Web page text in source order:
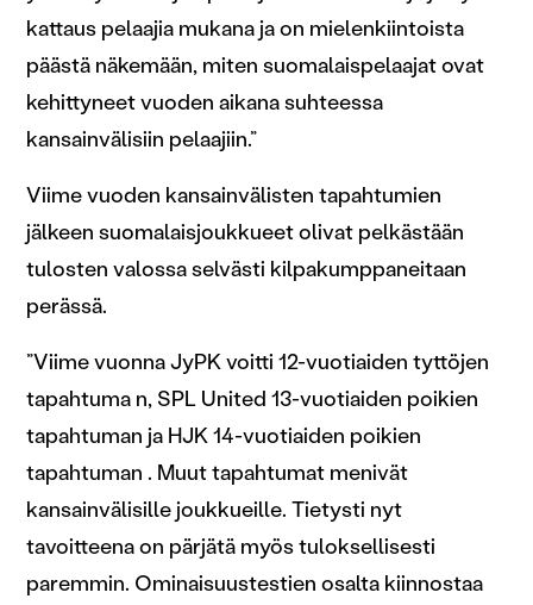
kattaus pelaajia mukana ja on mielenkiintoista
päästä näkemään, miten suomalaispelaajat ovat
kehittyneet vuoden aikana suhteessa
kansainvälisiin pelaajiin.”
Viime vuoden kansainvälisten tapahtumien
jälkeen suomalaisjoukkueet olivat pelkästään
tulosten valossa selvästi kilpakumppaneitaan
perässä.
”Viime vuonna JyPK voitti 12-vuotiaiden tyttöjen
tapahtuma n, SPL United 13-vuotiaiden poikien
tapahtuman ja HJK 14-vuotiaiden poikien
tapahtuman . Muut tapahtumat menivät
kansainvälisille joukkueille. Tietysti nyt
tavoitteena on pärjätä myös tuloksellisesti
paremmin. Ominaisuustestien osalta kiinnostaa